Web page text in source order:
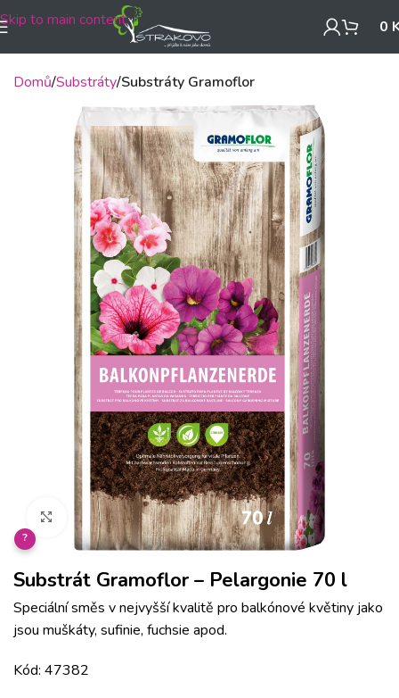
Skip to main content 0
Domů Substráty Substráty Gramoflor
Klikněte pro zvětšení
?
Substrát Gramoflor – Pelargonie 70 l
Speciální směs v nejvyšší kvalitě pro balkónové květiny jako
jsou muškáty, sufinie, fuchsie apod.
Kód: 47382